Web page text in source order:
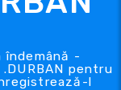
îndemână -
pentru
l